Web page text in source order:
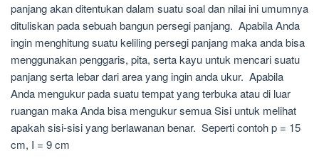
panjang akan ditentukan dalam suatu soal dan nilai ini umumnya
dituliskan pada sebuah bangun persegi panjang. Apabila Anda
ingin menghitung suatu keliling persegi panjang maka anda bisa
menggunakan penggaris, pita, serta kayu untuk mencari suatu
panjang serta lebar dari area yang ingin anda ukur. Apabila
Anda mengukur pada suatu tempat yang terbuka atau di luar
ruangan maka Anda bisa mengukur semua Sisi untuk melihat
apakah sisi-sisi yang berlawanan benar. Seperti contoh p = 15
cm, I = 9 cm